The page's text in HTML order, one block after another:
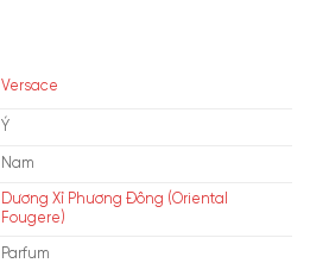
Versace
Ý
Nam
Dương Xỉ Phương Đông (Oriental
Fougere)
Parfum